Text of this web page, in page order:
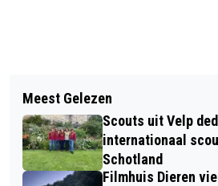
EXPOSITIE KERAMIEK IN
RAADHUIS VELP
ROMKE DOEDEL
NEDERLANDS
BLAZERS SOLISTEN EN
Meest Gelezen
Scouts uit Velp
internationaal
Schotland
Filmhuis Dieren